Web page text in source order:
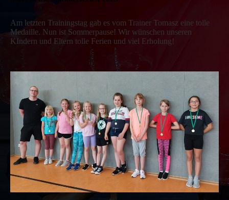
Am letzten Trainingstag gab es vom Trainer Tomasz eine tolle
Medaille. Nun ist Sommerpause! Wir wünschen unseren
KIndern und Eltern tolle Ferien und viel Erholung!